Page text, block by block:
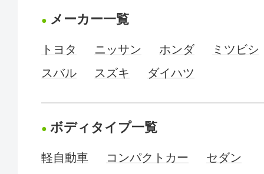
メーカー一覧
トヨタ ニッサン ホンダ
ミツビシ
スバル
スズキ ダイハツ
ボディタイプ一覧
軽自動車 コンパクトカー
セダン